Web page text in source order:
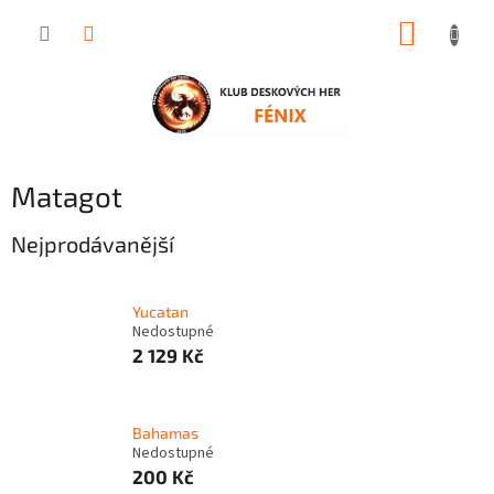
Matagot
Nejprodávanější
Yucatan
Nedostupné
2 129 Kč
Bahamas
Nedostupné
200 Kč